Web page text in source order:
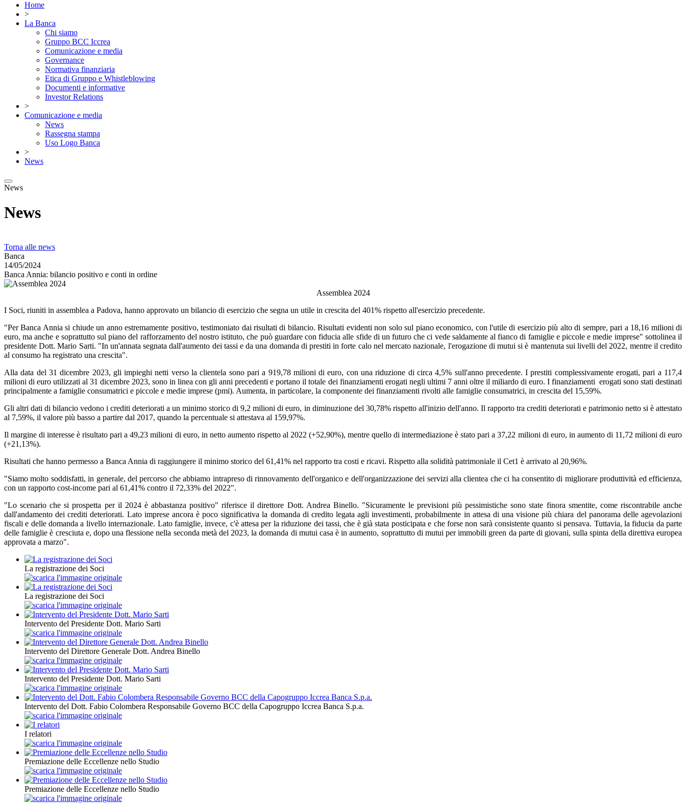
Home
>
La Banca
Chi siamo
Gruppo BCC Iccrea
Comunicazione e media
Governance
Normativa finanziaria
Etica di Gruppo e Whistleblowing
Documenti e informative
Investor Relations
>
Comunicazione e media
News
Rassegna stampa
Uso Logo Banca
>
News
News
News
Torna alle news
Banca
14/05/2024
Banca Annia: bilancio positivo e conti in ordine
Assemblea 2024
I Soci, riuniti in assemblea a Padova, hanno approvato un bilancio di esercizio che segna un utile in crescita del 401% rispetto all'esercizio precedente.
"Per Banca Annia si chiude un anno estremamente positivo, testimoniato dai risultati di bilancio. Risultati evidenti non solo sul piano economico, con l'utile di esercizio più alto di sempre, pari a 18,16 milioni di
euro, ma anche e soprattutto sul piano del rafforzamento del nostro istituto, che può guardare con fiducia alle sfide di un futuro che ci vede saldamente al fianco di famiglie e piccole e medie imprese" sottolinea il
presidente Dott. Mario Sarti. "In un'annata segnata dall'aumento dei tassi e da una domanda di prestiti in forte calo nel mercato nazionale, l'erogazione di mutui si è mantenuta sui livelli del 2022, mentre il credito
al consumo ha registrato una crescita".
Alla data del 31 dicembre 2023, gli impieghi netti verso la clientela sono pari a 919,78 milioni di euro, con una riduzione di circa 4,5% sull'anno precedente. I prestiti complessivamente erogati, pari a 117,4
milioni di euro utilizzati al 31 dicembre 2023, sono in linea con gli anni precedenti e portano il totale dei finanziamenti erogati negli ultimi 7 anni oltre il miliardo di euro. I finanziamenti erogati sono stati destinati
principalmente a famiglie consumatrici e piccole e medie imprese (pmi). Aumenta, in particolare, la componente dei finanziamenti rivolti alle famiglie consumatrici, in crescita del 15,59%.
Gli altri dati di bilancio vedono i crediti deteriorati a un minimo storico di 9,2 milioni di euro, in diminuzione del 30,78% rispetto all'inizio dell'anno. Il rapporto tra crediti deteriorati e patrimonio netto si è attestato
al 7,59%, il valore più basso a partire dal 2017, quando la percentuale si attestava al 159,97%.
Il margine di interesse è risultato pari a 49,23 milioni di euro, in netto aumento rispetto al 2022 (+52,90%), mentre quello di intermediazione è stato pari a 37,22 milioni di euro, in aumento di 11,72 milioni di euro
(+21,13%).
Risultati che hanno permesso a Banca Annia di raggiungere il minimo storico del 61,41% nel rapporto tra costi e ricavi. Rispetto alla solidità patrimoniale il Cet1 è arrivato al 20,96%.
"Siamo molto soddisfatti, in generale, del percorso che abbiamo intrapreso di rinnovamento dell'organico e dell'organizzazione dei servizi alla clientea che ci ha consentito di migliorare produttività ed efficienza,
con un rapporto cost-income pari al 61,41% contro il 72,33% del 2022".
"Lo scenario che si prospetta per il 2024 è abbastanza positivo" riferisce il direttore Dott. Andrea Binello. "Sicuramente le previsioni più pessimistiche sono state finora smentite, come riscontrabile anche
dall'andamento dei crediti deteriorati. Lato imprese ancora è poco significativa la domanda di credito legata agli investimenti, probabilmente in attesa di una visione più chiara del panorama delle agevolazioni
fiscali e delle domanda a livello internazionale. Lato famiglie, invece, c'è attesa per la riduzione dei tassi, che è già stata posticipata e che forse non sarà consistente quanto si pensava. Tuttavia, la fiducia da parte
delle famiglie è cresciuta e, dopo una flessione nella seconda metà del 2023, la domanda di mutui casa è in aumento, soprattutto di mutui per immobili green da parte di giovani, sulla spinta della direttiva europea
approvata a marzo".
La registrazione dei Soci
La registrazione dei Soci
Intervento del Presidente Dott. Mario Sarti
Intervento del Direttore Generale Dott. Andrea Binello
Intervento del Presidente Dott. Mario Sarti
Intervento del Dott. Fabio Colombera Responsabile Governo BCC della Capogruppo Iccrea Banca S.p.a.
I relatori
Premiazione delle Eccellenze nello Studio
Premiazione delle Eccellenze nello Studio